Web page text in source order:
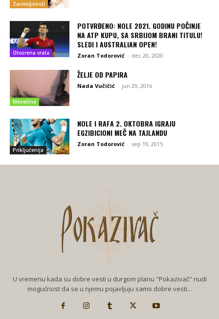
Zanimljivosti
Otvorena vrata
POTVRĐENO: NOLE 2021. GODINU POČINJE
NA ATP KUPU, SA SRBIJOM BRANI TITULU!
SLEDI I AUSTRALIAN OPEN!
Zoran Todorović - dec 20, 2020
Mesečina
ŽELJE OD PAPIRA
Nada Vučičić - jun 29, 2016
Priključenija
NOLE I RAFA 2. OKTOBRA IGRAJU
EGZIBICIONI MEČ NA TAJLANDU
Zoran Todorović - sep 19, 2015
U vremenu kada su dobre vesti u durgom planu "Pokazivač" nudi
mogućnost da se u njemu pojavljuju samo dobre vesti...